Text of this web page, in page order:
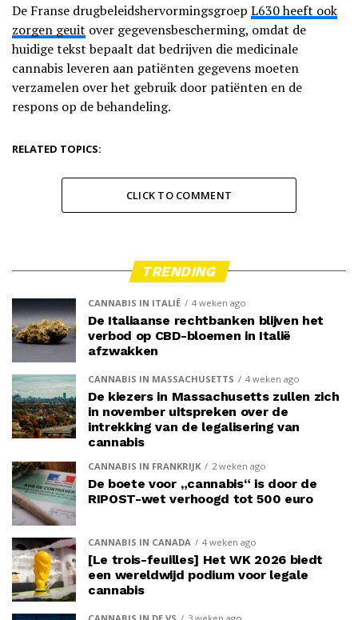
De Franse drugbeleidshervormingsgroep L630 heeft ook
zorgen geuit over gegevensbescherming, omdat de
huidige tekst bepaalt dat bedrijven die medicinale
cannabis leveren aan patiënten gegevens moeten
verzamelen over het gebruik door patiënten en de
respons op de behandeling.
RELATED TOPICS:
CLICK TO COMMENT
TRENDING
CANNABIS IN ITALIË 4 weken ago
De Italiaanse rechtbanken blijven het
verbod op CBD-bloemen in Italië
afzwakken
CANNABIS IN MASSACHUSETTS 4 weken ago
De kiezers in Massachusetts zullen zich
in november uitspreken over de
intrekking van de legalisering van
cannabis
CANNABIS IN FRANKRIJK 2 weken ago
De boete voor „cannabis“ is door de
RIPOST-wet verhoogd tot 500 euro
CANNABIS IN CANADA 4 weken ago
[Le trois-feuilles] Het WK 2026 biedt
een wereldwijd podium voor legale
cannabis